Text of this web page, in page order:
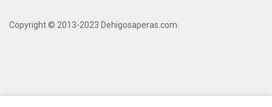
Copyright © 2013-2023 Dehigosaperas.com.